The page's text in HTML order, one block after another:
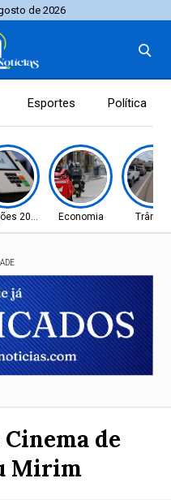
de 2026
Esportes Política
2026 Economia
Cinema de
Mirim